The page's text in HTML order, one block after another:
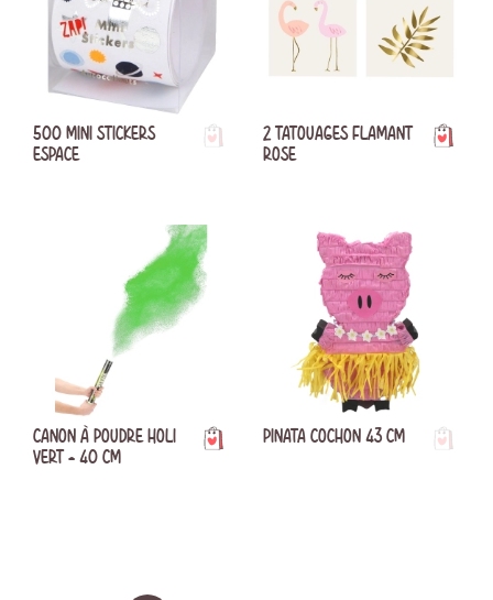
500 MINI STICKERS
ESPACE
2 TATOUAGES FLAMANT
ROSE
CANON À POUDRE HOLI
VERT - 40 CM
PINATA COCHON 43 CM